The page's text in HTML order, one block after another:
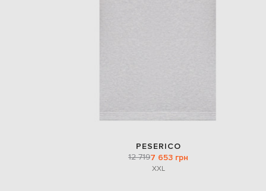
PESERICO
12 7197 653 грн
XXL